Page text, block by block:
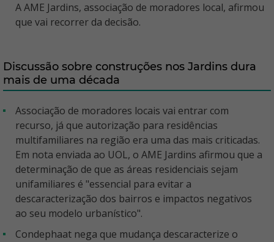
A AME Jardins, associação de moradores local, afirmou
que vai recorrer da decisão.
Discussão sobre construções nos Jardins dura
mais de uma década
Associação de moradores locais vai entrar com
recurso, já que autorização para residências
multifamiliares na região era uma das mais criticadas.
Em nota enviada ao UOL, o AME Jardins afirmou que a
determinação de que as áreas residenciais sejam
unifamiliares é "essencial para evitar a
descaracterização dos bairros e impactos negativos
ao seu modelo urbanístico".
Condephaat nega que mudança descaracterize o